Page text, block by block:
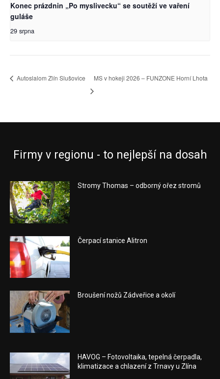
Konec prázdnin „Po myslivecku“ se soutěží ve vaření
guláše
29 srpna
Autoslalom Zlín Slušovice MS v hokeji 2026 – FUNZONE Horní Lhota
Firmy v regionu - to nejlepší na dosah
Stromy Thomas – odborný ořez stromů
Čerpací stanice Alitron
Broušení nožů Zádveřice a okolí
HAVOG – Fotovoltaika, tepelná čerpadla,
klimatizace a chlazení z Trnavy u Zlína